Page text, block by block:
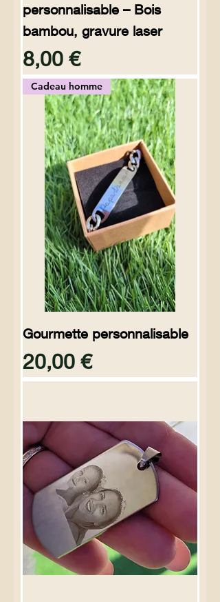
personnalisable – Bois
bambou, gravure laser
Preço
8,00 €
Cadeau homme
Gourmette personnalisable
Preço
20,00 €